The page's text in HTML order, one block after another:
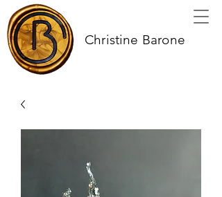
Christine Barone